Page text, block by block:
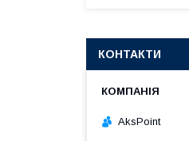
КОНТАКТИ
AksPoint